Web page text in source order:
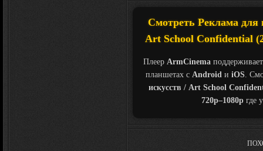
Смотреть Реклама
Art School Confidential
Плеер ArmCinema
планшетах с Android и iOS.
искусств / Art School
720p–1080pгде